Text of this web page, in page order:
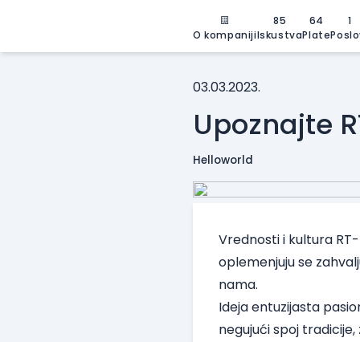
O kompaniji
85
Iskustva
64
Plate
1
03.03.2023.
Upoznajte
Helloworld
Vrednosti i kultura
oplemenjuju se
nama.
Ideja entuzijasta
negujući spoj